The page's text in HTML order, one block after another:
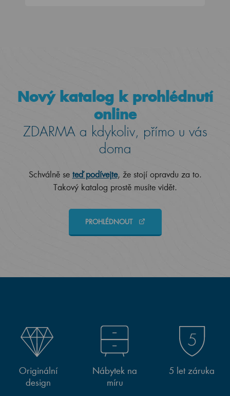
Nový katalog k prohlédnutí
online
ZDARMA a kdykoliv, přímo u vás
doma
Schválně se teď podívejte, že stojí opravdu za to.
Takový katalog prostě musíte vidět.
PROHLÉDNOUT
Originální
design
Nábytek na
míru
5 let záruka